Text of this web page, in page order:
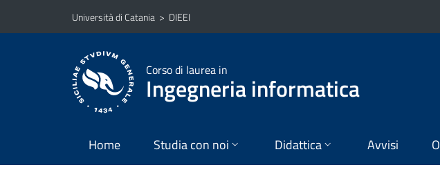
Vai al contenuto principale
Vai al menu di navigazione
Università di Catania > DIEEI
Corso di laurea in
Ingegneria informatica
Home Studia con noi Didattica Avvisi